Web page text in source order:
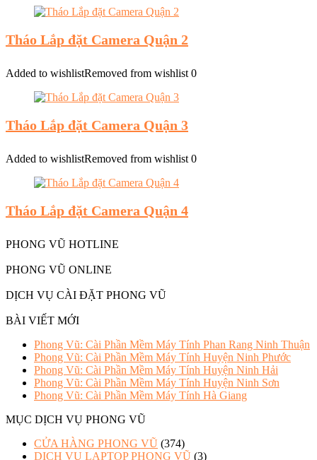
Tháo Lắp đặt Camera Quận 2
Added to wishlistRemoved from wishlist 0
Tháo Lắp đặt Camera Quận 3
Added to wishlistRemoved from wishlist 0
Tháo Lắp đặt Camera Quận 4
PHONG VŨ HOTLINE
PHONG VŨ ONLINE
DỊCH VỤ CÀI ĐẶT PHONG VŨ
BÀI VIẾT MỚI
Phong Vũ: Cài Phần Mềm Máy Tính Phan Rang Ninh Thuận
Phong Vũ: Cài Phần Mềm Máy Tính Huyện Ninh Phước
Phong Vũ: Cài Phần Mềm Máy Tính Huyện Ninh Hải
Phong Vũ: Cài Phần Mềm Máy Tính Huyện Ninh Sơn
Phong Vũ: Cài Phần Mềm Máy Tính Hà Giang
MỤC DỊCH VỤ PHONG VŨ
CỬA HÀNG PHONG VŨ (374)
DỊCH VỤ LAPTOP PHONG VŨ (3)